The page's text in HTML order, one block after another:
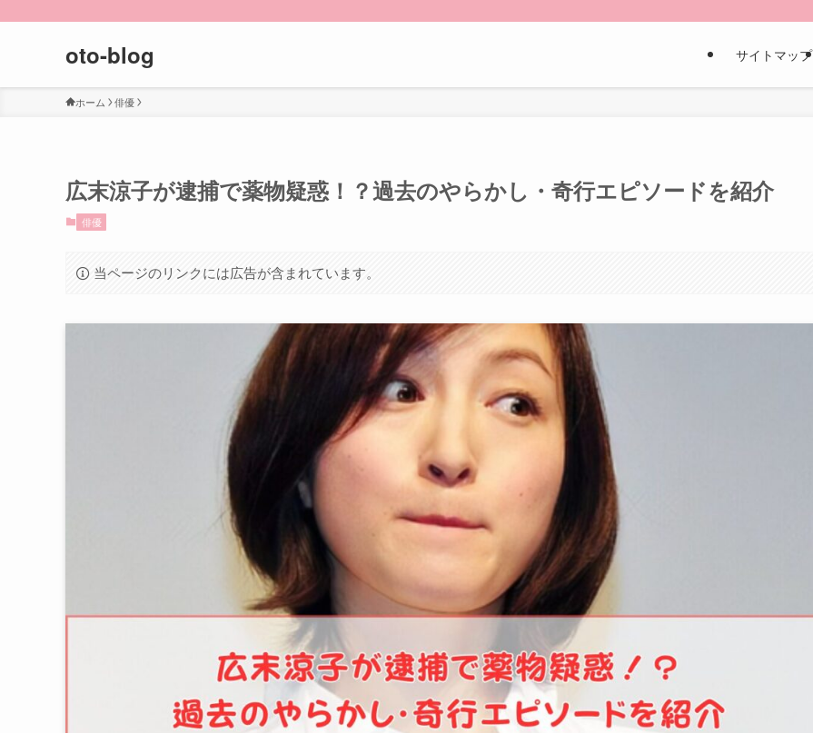
oto-blog サイトマップ
ホーム 俳優
広末涼子が逮捕で薬物疑惑！？過去のやらかし・奇行エピソードを紹介
俳優
当ページのリンクには広告が含まれています。